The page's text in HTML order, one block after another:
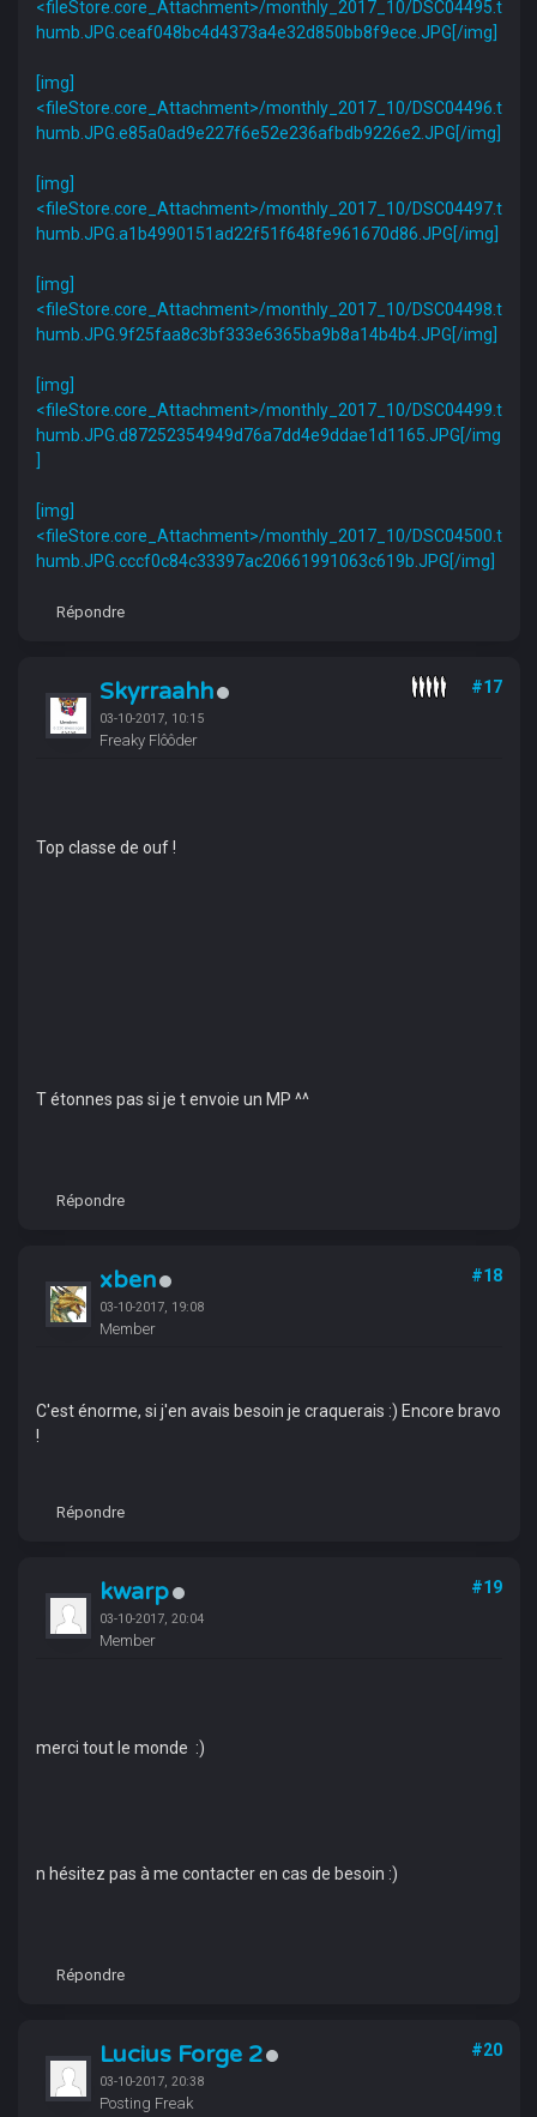
<fileStore.core_Attachment>/monthly_2017_10/DSC04495.t
humb.JPG.ceaf048bc4d4373a4e32d850bb8f9ece.JPG[/img]
[img]
<fileStore.core_Attachment>/monthly_2017_10/DSC04496.t
humb.JPG.e85a0ad9e227f6e52e236afbdb9226e2.JPG[/img]
[img]
<fileStore.core_Attachment>/monthly_2017_10/DSC04497.t
humb.JPG.a1b4990151ad22f51f648fe961670d86.JPG[/img]
[img]
<fileStore.core_Attachment>/monthly_2017_10/DSC04498.t
humb.JPG.9f25faa8c3bf333e6365ba9b8a14b4b4.JPG[/img]
[img]
<fileStore.core_Attachment>/monthly_2017_10/DSC04499.t
humb.JPG.d87252354949d76a7dd4e9ddae1d1165.JPG[/img
[img]
<fileStore.core_Attachment>/monthly_2017_10/DSC04500.t
humb.JPG.cccf0c84c33397ac20661991063c619b.JPG[/img]
Répondre
Skyrraahh
03-10-2017, 10:15
Freaky Flôôder
#17
Top classe de ouf !
T étonnes pas si je t envoie un MP ^^
Répondre
xben
03-10-2017, 19:08
Member
#18
C'est énorme, si j'en avais besoin je craquerais :) Encore bravo
!
Répondre
kwarp
03-10-2017, 20:04
Member
#19
merci tout le monde :)
n hésitez pas à me contacter en cas de besoin :)
Répondre
Lucius Forge 2
03-10-2017, 20:38
Posting Freak
#20